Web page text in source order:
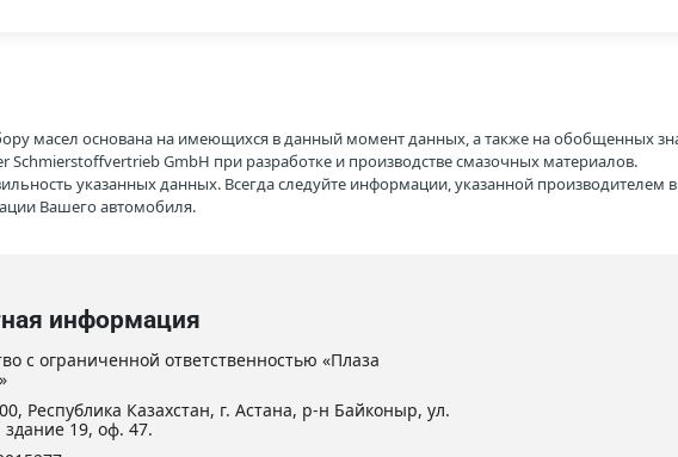
масел основана на имеющихся в данный момент данных, а также на обобщенных
Schmierstoffvertrieb GmbH при разработке и производстве смазочных материалов.
указанных данных. Всегда следуйте информации, указанной производителем
Вашего автомобиля.
информация
с ограниченной ответственностью «Плаза
Республика Казахстан, г. Астана, р-н Байконыр, ул.
19, оф. 47.